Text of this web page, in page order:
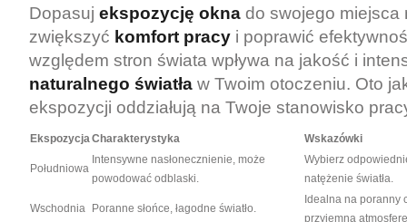
Dopasuj ekspozycję okna do swojego miejsca
zwiększyć komfort pracy i poprawić
względem stron świata wpływa na jakość i
naturalnego światła w Twoim otoczeniu. Oto
ekspozycji oddziałują na Twoje stanowisko
EkspozycjaCharakterystyka Wskazówki
Południowa
Intensywne nasłonecznienie, może
powodować odblaski.
Wybierz
natężenie światła.
Wschodnia Poranne słońce, łagodne światło.
Idealna na poranny
przyjemną